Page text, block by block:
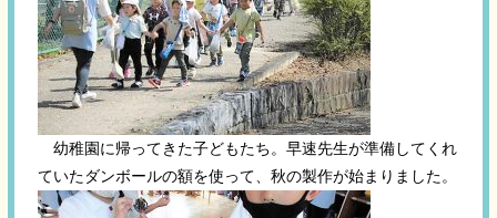
幼稚園に帰ってきた子どもたち。早速先生が準備してくれ
ていたダンボールの額を使って、秋の製作が始まりました。